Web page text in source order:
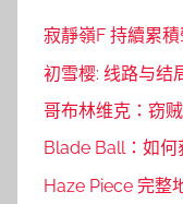
寂靜嶺F 持續累
初雪樱: 线路与结
哥布林维克：窃
Blade Ball：如
Haze Piece 完整